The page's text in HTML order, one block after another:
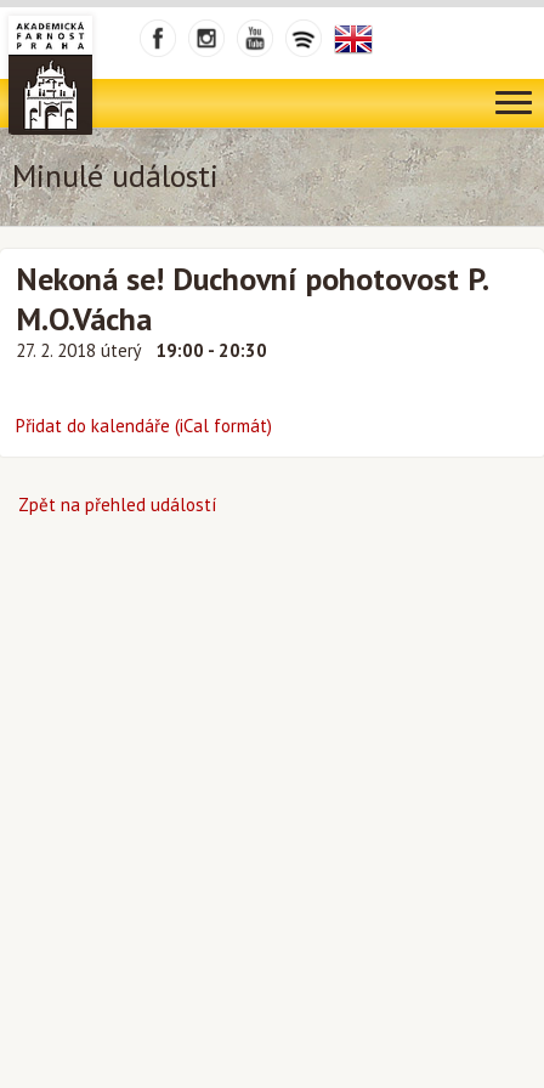
Minulé události
Nekoná se! Duchovní pohotovost P.
M.O.Vácha
27. 2. 2018 úterý 19:00 - 20:30
Přidat do kalendáře (iCal formát)
Zpět na přehled událostí